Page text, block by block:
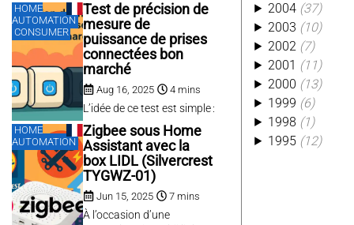
C’est assez rare de voir un
constructeur maintenir sa
stack logicielle pendant
plus de 10 ans : bravo
Kobo !Voici quelques
astuces et outils pratiques
pour...
HOME
AUTOMATION
CONSUMER
Test de précision de
mesure de
puissance de prises
connectées bon
marché
Aug 16, 2025 4 mins
L’idée de ce test est simple :
vérifier si des prises
connectées à bas prix
peuvent mesurer la
consommation d’un
climatiseur avec la même
précision qu’un wattmètre
dédié. Toutes les prises ont
HOME
AUTOMATION
Zigbee sous Home
Assistant avec la
box LIDL (Silvercrest
TYGWZ-01)
Jun 15, 2025 7 mins
À l’occasion d’une
Cdiscount (2)
Cloudflare (2)
Comma
(2)
Compteurs (2)
Configuration (2)
Disk2vhd (2)
Ecommerce (2)
Exif (2)
2004 (37)
2003 (10)
2002 (7)
2001 (11)
2000 (13)
1999 (6)
1998 (1)
1995 (12)